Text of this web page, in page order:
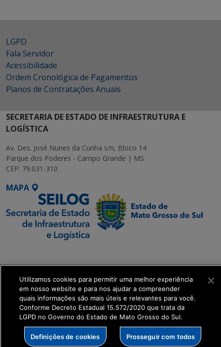
LGPD
Fala Servidor
Acessibilidade
Ordem Cronológica de Pagamentos
Planos de Contratações Anuais
SECRETARIA DE ESTADO DE INFRAESTRUTURA E
LOGÍSTICA
Av. Des. José Nunes da Cunha s/n, Bloco 14
Parque dos Poderes - Campo Grande | MS
CEP: 79.031-310
MAPA
Executiva de
Transformação Digital
get_footer();
Utilizamos cookies para permitir uma melhor experiência
em nosso website e para nos ajudar a compreender
quais informações são mais úteis e relevantes para você.
Conforme Decreto Estadual 15.572/2020 que trata da
LGPD no Governo do Estado de Mato Grosso do Sul.
Definições de cookies Prosseguir com todos